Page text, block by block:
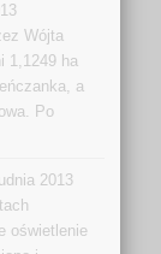
Wójta
1,1249 ha
a
Po
2013
oświetlenie